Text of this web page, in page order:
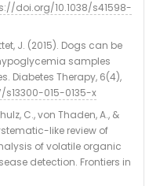
doi.org/10.1038/s41598-
J. (2015). Dogs can be
samples
Diabetes Therapy, 6(4),
015-0135-x
C., von Thaden, A., &
like review of
of volatile organic
detection. Frontiers in